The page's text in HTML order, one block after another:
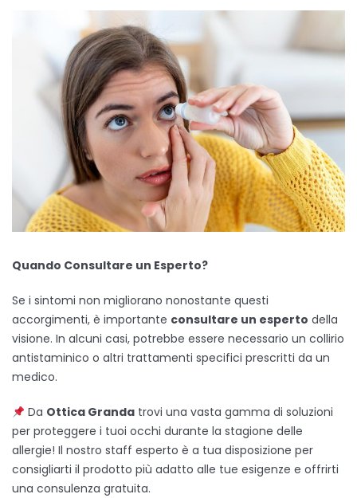
Quando Consultare un Esperto?
Se i sintomi non migliorano nonostante questi
accorgimenti, è importante consultare un esperto della
visione. In alcuni casi, potrebbe essere necessario un collirio
antistaminico o altri trattamenti specifici prescritti da un
medico.
Da Ottica Grandatrovi una vasta gamma di soluzioni
per proteggere i tuoi occhi durante la stagione delle
allergie! Il nostro staff esperto è a tua disposizione per
consigliarti il prodotto più adatto alle tue esigenze e offrirti
una consulenza gratuita.